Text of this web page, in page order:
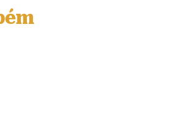
s
A